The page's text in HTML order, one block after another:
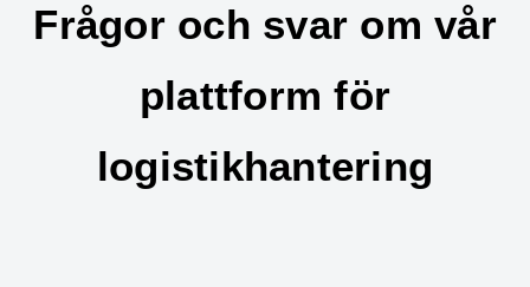
Frågor och svar om vår
plattform för
logistikhantering